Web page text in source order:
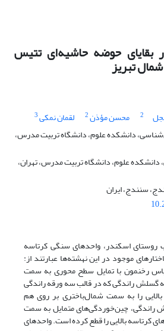
بقایای حوضه حاشیه‌ای تتیس
تبریز
2 محسن مؤذن2 لقمان نمکی3
دانشکده علوم، دانشگاه تربیت‌ مدرس،
دانشکده علوم، دانشگاه تربیت مدرس، تهران،
سنندج، ایران
روستای اسکندر، واحدهای سنگی کرتاسه
موجود در این نهشته‌ها عبارتند از:
رخنمون با تمایل سطح محوری به سمت
گسلش راندگی که در قالب سه ورقه راندگی
را به سمت شمال‌باختری بر روی هم
راندگی، چین‌خوردگی‌های متمایل به سمت
کرتاسه بالایی را قطع کرده است. واحدهای